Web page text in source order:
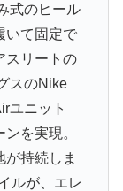
式のヒール
いて固定で
スリートの
スのNike
ユニット
を実現。
持続しま
ルが、エレ